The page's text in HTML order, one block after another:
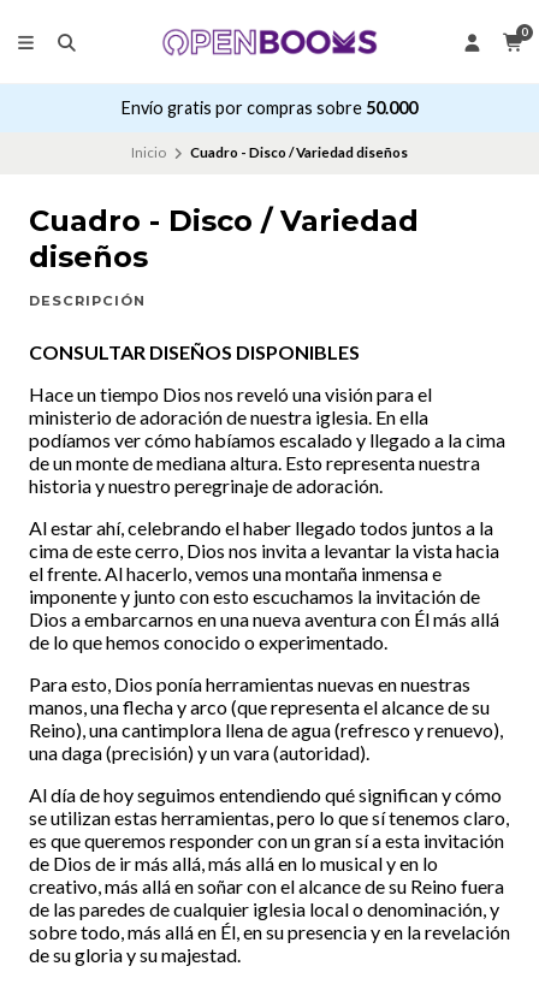
0
Envío gratis por compras sobre 50.000
Inicio Cuadro - Disco / Variedad diseños
Cuadro - Disco / Variedad
diseños
DESCRIPCIÓN
CONSULTAR DISEÑOS DISPONIBLES
Hace un tiempo Dios nos reveló una visión para el
ministerio de adoración de nuestra iglesia. En ella
podíamos ver cómo habíamos escalado y llegado a la cima
de un monte de mediana altura. Esto representa nuestra
historia y nuestro peregrinaje de adoración.
Al estar ahí, celebrando el haber llegado todos juntos a la
cima de este cerro, Dios nos invita a levantar la vista hacia
el frente. Al hacerlo, vemos una montaña inmensa e
imponente y junto con esto escuchamos la invitación de
Dios a embarcarnos en una nueva aventura con Él más allá
de lo que hemos conocido o experimentado.
Para esto, Dios ponía herramientas nuevas en nuestras
manos, una flecha y arco (que representa el alcance de su
Reino), una cantimplora llena de agua (refresco y renuevo),
una daga (precisión) y un vara (autoridad).
Al día de hoy seguimos entendiendo qué significan y cómo
se utilizan estas herramientas, pero lo que sí tenemos claro,
es que queremos responder con un gran sí a esta invitación
de Dios de ir más allá, más allá en lo musical y en lo
creativo, más allá en soñar con el alcance de su Reino fuera
de las paredes de cualquier iglesia local o denominación, y
sobre todo, más allá en Él, en su presencia y en la revelación
de su gloria y su majestad.